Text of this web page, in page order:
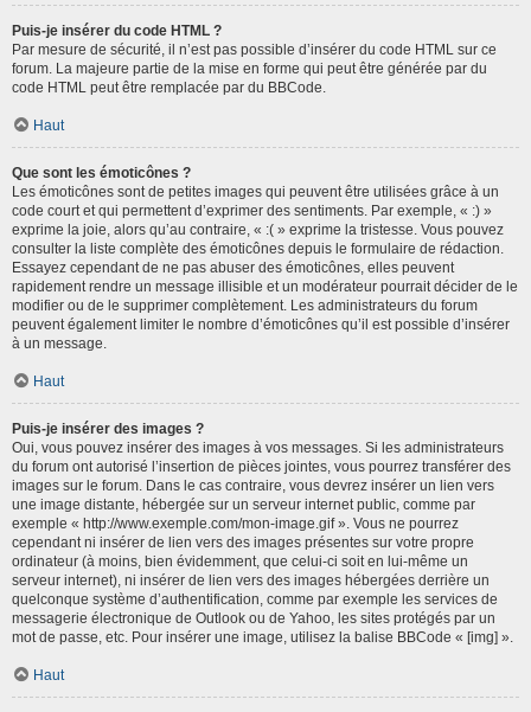
Puis-je insérer du code HTML ?
Par mesure de sécurité, il n’est pas possible d’insérer du code HTML sur ce
forum. La majeure partie de la mise en forme qui peut être générée par du
code HTML peut être remplacée par du BBCode.
Haut
Que sont les émoticônes ?
Les émoticônes sont de petites images qui peuvent être utilisées grâce à un
code court et qui permettent d’exprimer des sentiments. Par exemple, « :) »
exprime la joie, alors qu’au contraire, « :( » exprime la tristesse. Vous pouvez
consulter la liste complète des émoticônes depuis le formulaire de rédaction.
Essayez cependant de ne pas abuser des émoticônes, elles peuvent
rapidement rendre un message illisible et un modérateur pourrait décider de le
modifier ou de le supprimer complètement. Les administrateurs du forum
peuvent également limiter le nombre d’émoticônes qu’il est possible d’insérer
à un message.
Haut
Puis-je insérer des images ?
Oui, vous pouvez insérer des images à vos messages. Si les administrateurs
du forum ont autorisé l’insertion de pièces jointes, vous pourrez transférer des
images sur le forum. Dans le cas contraire, vous devrez insérer un lien vers
une image distante, hébergée sur un serveur internet public, comme par
exemple « http://www.exemple.com/mon-image.gif ». Vous ne pourrez
cependant ni insérer de lien vers des images présentes sur votre propre
ordinateur (à moins, bien évidemment, que celui-ci soit en lui-même un
serveur internet), ni insérer de lien vers des images hébergées derrière un
quelconque système d’authentification, comme par exemple les services de
messagerie électronique de Outlook ou de Yahoo, les sites protégés par un
mot de passe, etc. Pour insérer une image, utilisez la balise BBCode « [img] ».
Haut